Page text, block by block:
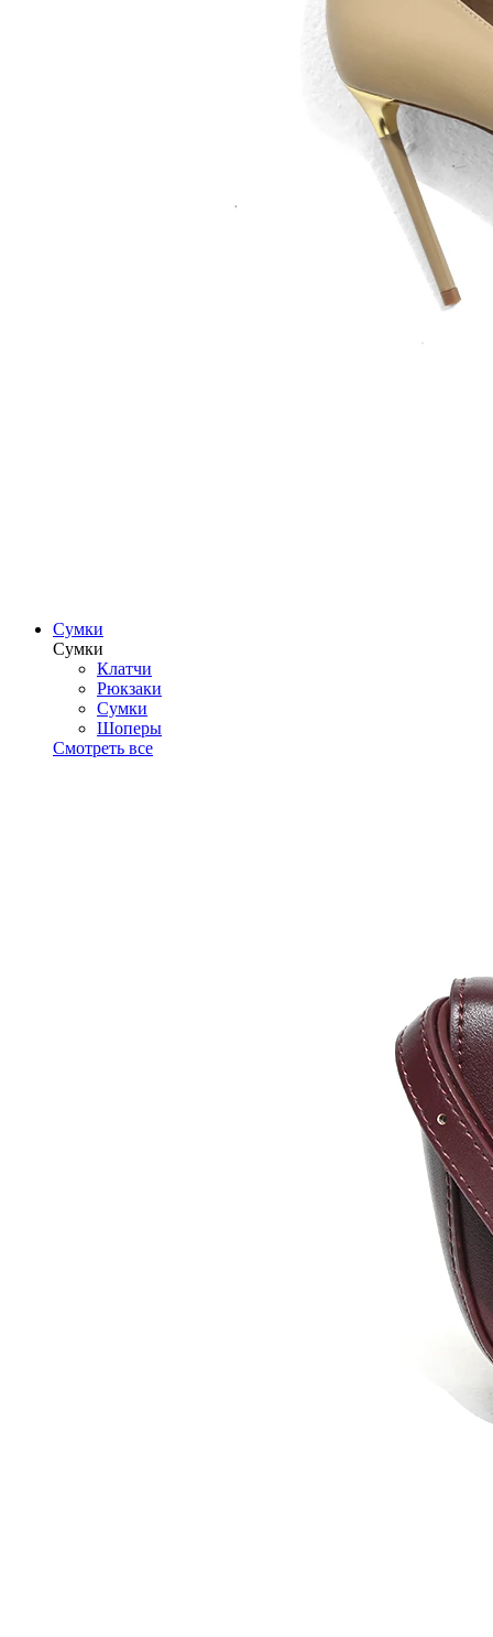
Сумки
Сумки
Клатчи
Рюкзаки
Сумки
Шоперы
Смотреть все